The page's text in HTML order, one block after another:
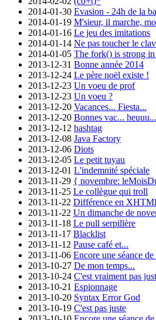
2014-01-30 Evasion - 24h de la
2014-01-19 M'sieur, il marche,
2014-01-16 Le jeu des imitations
2014-01-14 Ne pas toucher le
2014-01-05 The fork() is strong
2013-12-31 Bonne année 2014
2013-12-24 Le père noël existe !
2013-12-23 Un voeu de prof
2013-12-23 Un voeu ?
2013-12-20 Vacances... Fiesta...
2013-12-20 Bonnes vac... heuuu...
2013-12-12 hashtag
2013-12-08 Java Factory
2013-12-06 Diots
2013-12-05 Le petit tuyau
2013-12-01 L'indemnité spéciale
2013-11-29 { novembre:
2013-11-25 Le collègue qui troll
2013-11-22 Différence en
2013-11-22 Un dimanche de
2013-11-18 Le pull serpillère
2013-11-17 Blacklist
2013-11-12 Pause café et...
2013-11-06 Encore une séance
2013-10-27 De mon temps...
2013-10-24 C'est vraiment pas
2013-10-21 Espionnage
2013-10-20 Syntax Error God
2013-10-19 C'est pas juste